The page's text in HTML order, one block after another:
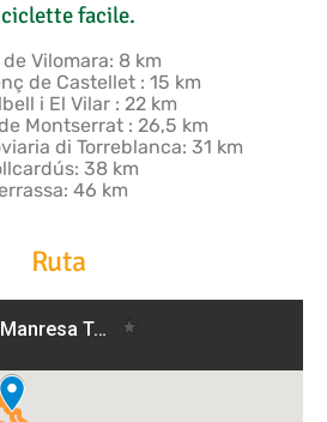
facile.
Vilomara: 8 km
de Castellet : 15 km
i El Vilar : 22 km
Montserrat : 26,5 km
di Torreblanca: 31 km
38 km
46 km
Ruta